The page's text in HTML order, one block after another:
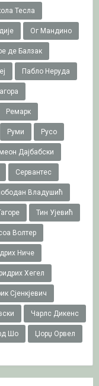
Тесла
Ог Мандино
де Балзак
Пабло Неруда
Ремарк
Руми Русо
Дајбабски
Сервантес
Владушић
Тин Ујевић
Волтер
Ниче
Хегел
Сјенкјевич
Чарлс Дикенс
Шо Џорџ Орвел